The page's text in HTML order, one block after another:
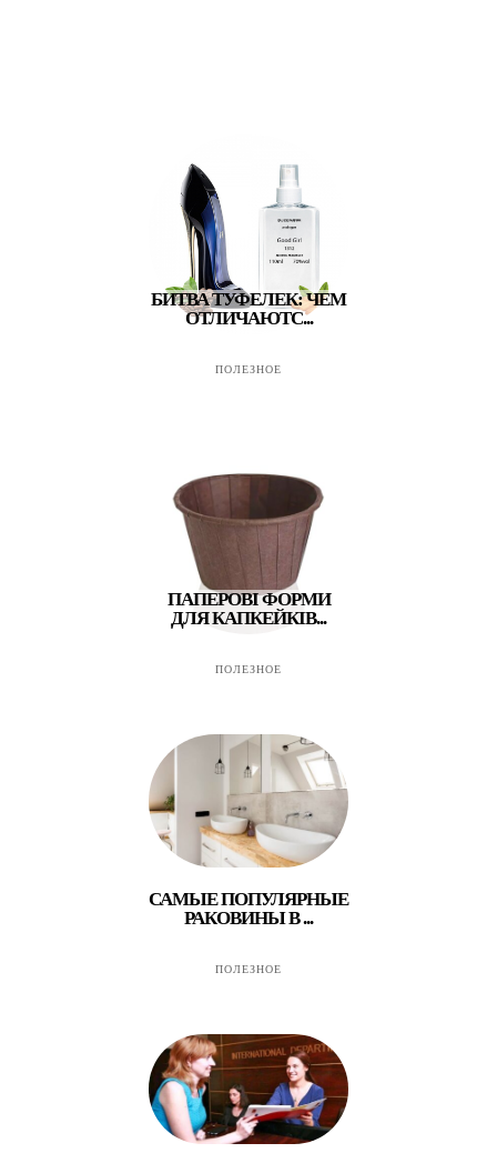
БИТВА ТУФЕЛЕК: ЧЕМ
ОТЛИЧАЮТС...
ПОЛЕЗНОЕ
ПАПЕРОВІ ФОРМИ
ДЛЯ КАПКЕЙКІВ...
ПОЛЕЗНОЕ
САМЫЕ ПОПУЛЯРНЫЕ
РАКОВИНЫ В ...
ПОЛЕЗНОЕ